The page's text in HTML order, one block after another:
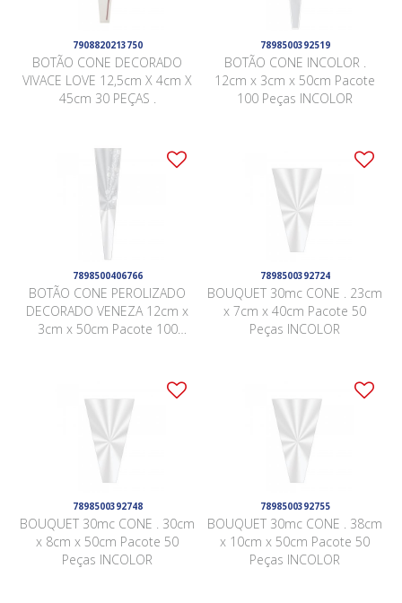
7908820213750
BOTÃO CONE DECORADO
VIVACE LOVE 12,5cm X 4cm X
45cm 30 PEÇAS .
7898500392519
BOTÃO CONE INCOLOR .
12cm x 3cm x 50cm Pacote
100 Peças INCOLOR
7898500406766
BOTÃO CONE PEROLIZADO
DECORADO VENEZA 12cm x
3cm x 50cm Pacote 100
7898500392724
BOUQUET 30mc CONE . 23cm
x 7cm x 40cm Pacote 50
Peças INCOLOR
7898500392748
BOUQUET 30mc CONE . 30cm
x 8cm x 50cm Pacote 50
Peças INCOLOR
7898500392755
BOUQUET 30mc CONE . 38cm
x 10cm x 50cm Pacote 50
Peças INCOLOR